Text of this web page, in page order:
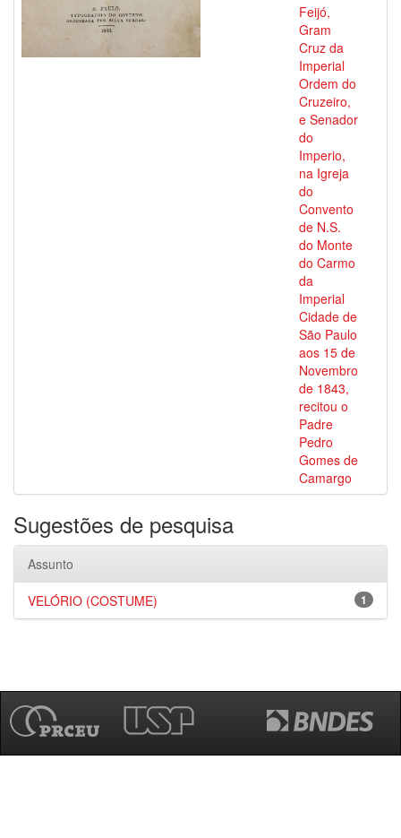
Feijó,
Gram
Cruz da
Imperial
Ordem do
Cruzeiro,
e Senador
do
Imperio,
na Igreja
do
Convento
de N.S.
do Monte
do Carmo
da
Imperial
Cidade de
São Paulo
aos 15 de
Novembro
de 1843,
recitou o
Padre
Pedro
Gomes de
Camargo
Sugestões de pesquisa
Assunto
1
VELÓRIO (COSTUME)